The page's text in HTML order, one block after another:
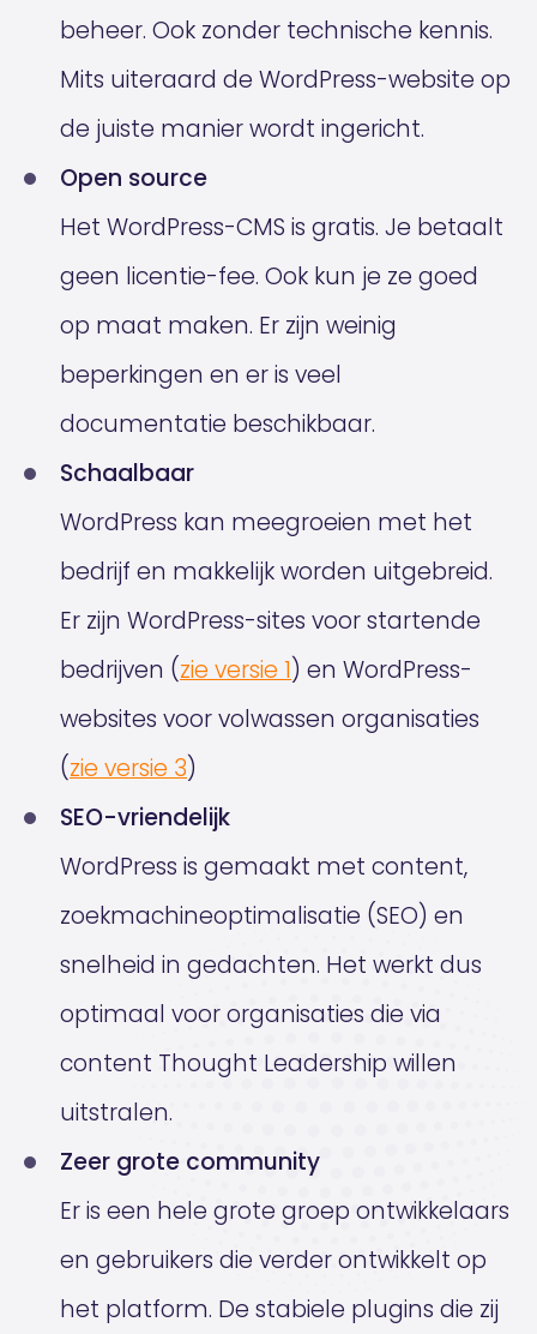
beheer. Ook zonder technische kennis.
Mits uiteraard de WordPress-website op
de juiste manier wordt ingericht.
Open source
Het WordPress-CMS is gratis. Je betaalt
geen licentie-fee. Ook kun je ze goed
op maat maken. Er zijn weinig
beperkingen en er is veel
documentatie beschikbaar.
Schaalbaar
WordPress kan meegroeien met het
bedrijf en makkelijk worden uitgebreid.
Er zijn WordPress-sites voor startende
bedrijven (zie versie 1) en WordPress-
websites voor volwassen organisaties
(zie versie 3)
SEO-vriendelijk
WordPress is gemaakt met content,
zoekmachineoptimalisatie (SEO) en
snelheid in gedachten. Het werkt dus
optimaal voor organisaties die via
content Thought Leadership willen
uitstralen.
Zeer grote community
Er is een hele grote groep ontwikkelaars
en gebruikers die verder ontwikkelt op
het platform. De stabiele plugins die zij